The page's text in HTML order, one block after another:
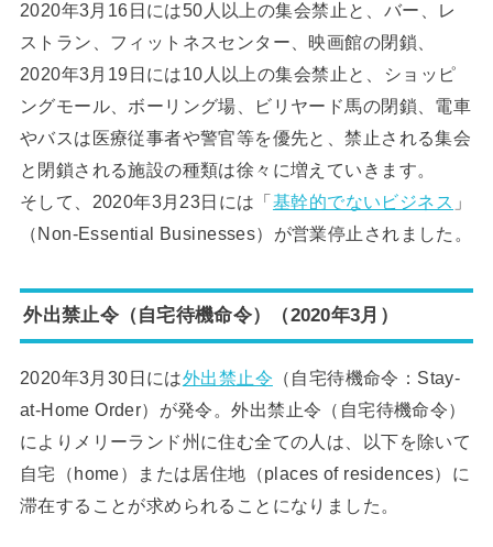
2020年3月16日には50人以上の集会禁止と、バー、レ
ストラン、フィットネスセンター、映画館の閉鎖、
2020年3月19日には10人以上の集会禁止と、ショッピ
ングモール、ボーリング場、ビリヤード馬の閉鎖、電車
やバスは医療従事者や警官等を優先と、禁止される集会
と閉鎖される施設の種類は徐々に増えていきます。
そして、2020年3月23日には「基幹的でないビジネス 」
（Non-Essential Businesses）が営業停止されました。
外出禁止令（自宅待機命令）（2020年3月）
2020年3月30日には外出禁止令 （自宅待機命令：Stay-
at-Home Order）が発令。外出禁止令（自宅待機命令）
によりメリーランド州に住む全ての人は、以下を除いて
自宅（home）または居住地（places of residences）に
滞在することが求められることになりました。